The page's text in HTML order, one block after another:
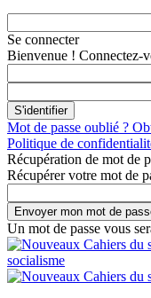
Se connecter
Bienvenue ! Connectez-
Mot de passe oublié ?
Politique de
Récupération de mot de
Récupérer votre mot de
Un mot de passe vous
socialisme